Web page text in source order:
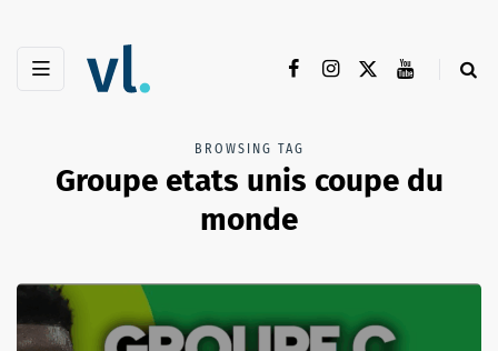
BROWSING TAG
Groupe etats unis coupe du
monde